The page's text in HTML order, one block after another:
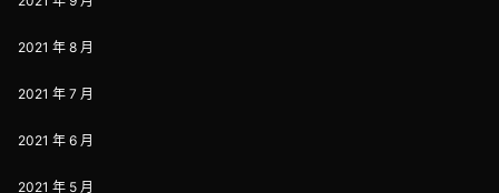
2021 年 8 月
2021 年 7 月
2021 年 6 月
2021 年 5 月